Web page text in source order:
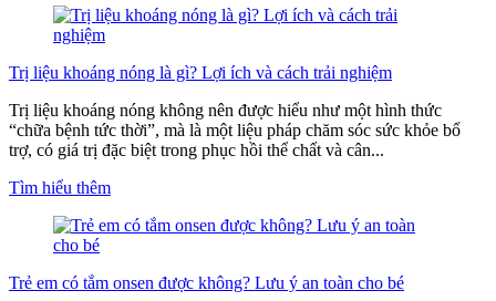
Trị liệu khoáng nóng là gì? Lợi ích và cách trải nghiệm
Trị liệu khoáng nóng không nên được hiểu như một hình thức
“chữa bệnh tức thời”, mà là một liệu pháp chăm sóc sức khỏe bổ
trợ, có giá trị đặc biệt trong phục hồi thể chất và cân...
Tìm hiểu thêm
Trẻ em có tắm onsen được không? Lưu ý an toàn cho bé